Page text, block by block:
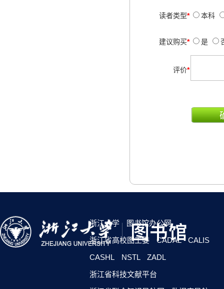
读者类型* 本科
建议购买* 是
评价*
浙江大学
图书馆办公网
浙江省高校图工委
CADAL
CALIS
CASHL
NSTL
ZADL
浙江省科技文献平台